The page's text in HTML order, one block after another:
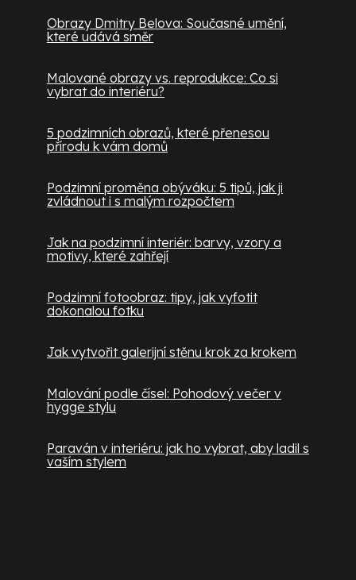
Obrazy Dmitry Belova: Současné umění,
které udává směr
Malované obrazy vs. reprodukce: Co si
vybrat do interiéru?
5 podzimních obrazů, které přenesou
přírodu k vám domů
Podzimní proměna obýváku: 5 tipů, jak ji
zvládnout i s malým rozpočtem
Jak na podzimní interiér: barvy, vzory a
motivy, které zahřejí
Podzimní fotoobraz: tipy, jak vyfotit
dokonalou fotku
Jak vytvořit galerijní stěnu krok za krokem
Malování podle čísel: Pohodový večer v
hygge stylu
Paraván v interiéru: jak ho vybrat, aby ladil s
vaším stylem